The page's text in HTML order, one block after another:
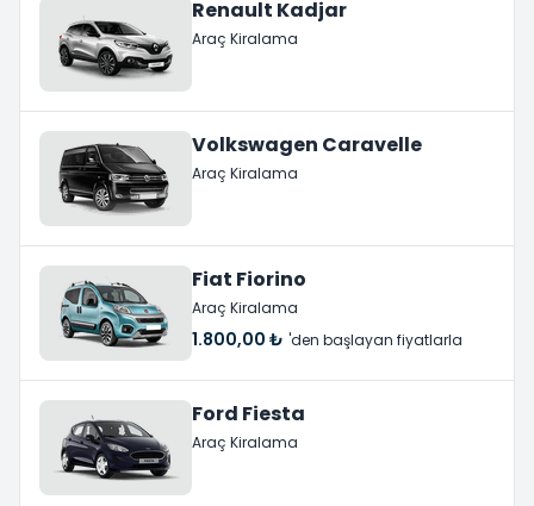
Renault Kadjar
Araç Kiralama
Volkswagen Caravelle
Araç Kiralama
Fiat Fiorino
Araç Kiralama
1.800,00 ₺ 'den başlayan fiyatlarla
Ford Fiesta
Araç Kiralama